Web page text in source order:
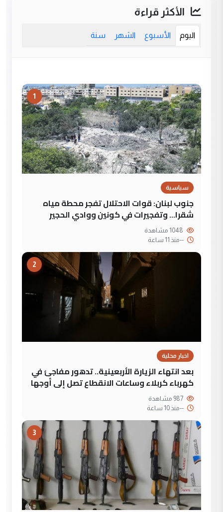
الأكثر قراءة
اليوم الأسبوع الشهر سنة
1
سياسية
جنوب لبنان: قوات الاحتلال تفجر محطة مياه
شقرا… وتفجيرات في كونين ووادي الحجير
--منذ 11 ساعة
2
اخبار محلية
بعد انتهاء الزيارة الأربعينية.. تدهور مفاجئ في
كهرباء كربلاء وساعات الانقطاع تصل إلى أوجها
--منذ 10 ساعة
3